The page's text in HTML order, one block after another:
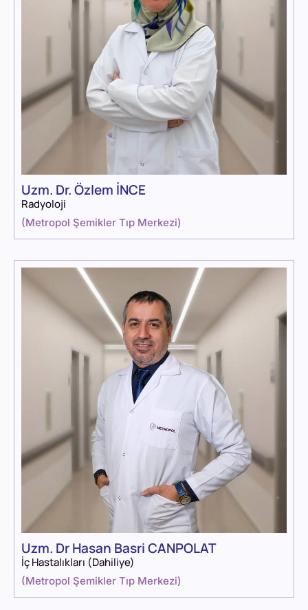
Uzm. Dr. Özlem İNCE
Radyoloji
(Metropol Şemikler Tıp Merkezi)
Uzm. Dr Hasan Basri CANPOLAT
İç Hastalıkları (Dahiliye)
(Metropol Şemikler Tıp Merkezi)